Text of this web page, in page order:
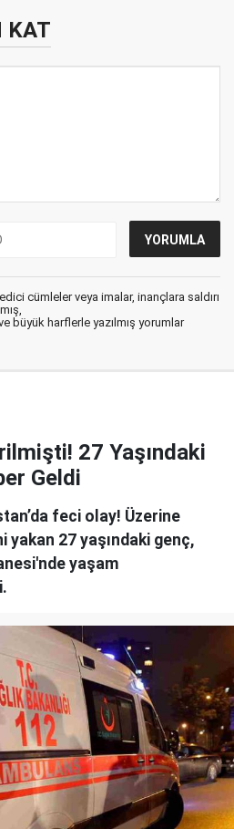
KAT
cümleler veya imalar, inançlara saldırı
büyük harflerle yazılmış yorumlar
27 Yaşındaki
Geldi
feci olay! Üzerine
yakan 27 yaşındaki genç,
yaşam